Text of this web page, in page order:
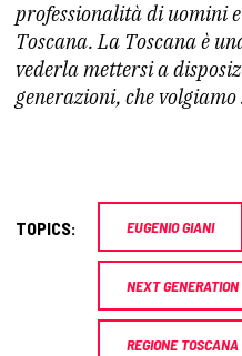
professionalità di uomini
Toscana. La Toscana è
vederla mettersi a
generazioni, che
TOPICS: EUGENIO GIANI
NEXT
REGIONE TOSCANA